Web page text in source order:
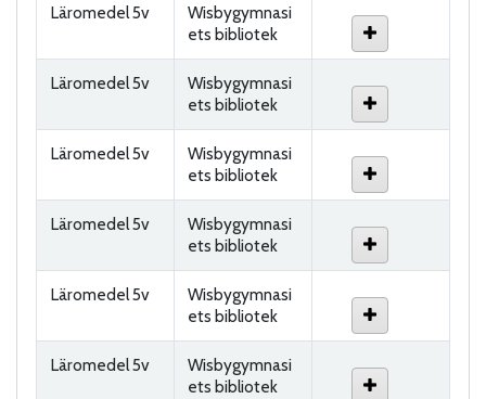
Läromedel 5v
Wisbygymnasi
ets bibliotek
Läromedel 5v
Wisbygymnasi
ets bibliotek
Läromedel 5v
Wisbygymnasi
ets bibliotek
Läromedel 5v
Wisbygymnasi
ets bibliotek
Läromedel 5v
Wisbygymnasi
ets bibliotek
Läromedel 5v
Wisbygymnasi
ets bibliotek